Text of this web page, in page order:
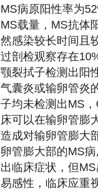
MS病原阳性率为
MS载量，MS抗体
然感染较长时间且
过剖检观察存在
颚裂拭子检测出阳
气囊炎或输卵管炎
子均未检测出MS
床可以在输卵管膨
造成对输卵管膨大
卵管膨大部的MS
出临床症状，但
易感性，临床应重